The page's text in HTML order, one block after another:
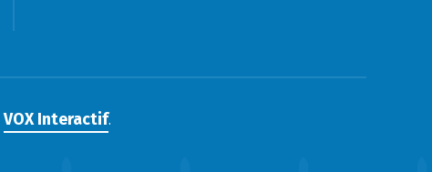
VOX Interactif.